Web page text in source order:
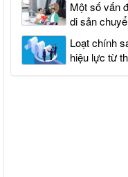
Một số vấn
di sản
Loạt chính
hiệu lực từ